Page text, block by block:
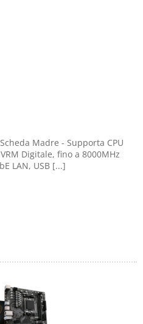
Madre - Supporta CPU
Digitale, fino a 8000MHz
LAN, USB [...]